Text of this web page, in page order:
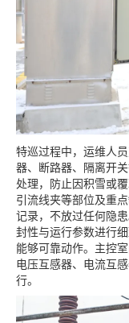
特巡过程中，运维人
器、断路器、隔离开
处理，防止因积雪或
引流线夹等部位及重
记录，不放过任何隐
封性与运行参数进行
能够可靠动作。主控
电压互感器、电流互
行。